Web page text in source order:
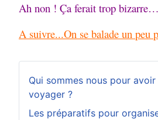
Ah non ! Ça ferait trop bizarre…
A suivre...On se balade un peu
Qui sommes nous pour
voyager ?
Les préparatifs pour